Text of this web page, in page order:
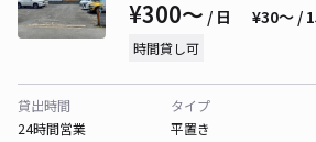
¥300〜 / 日 ¥30〜 /
時間貸し可
貸出時間
24時間営業
タイプ
平置き